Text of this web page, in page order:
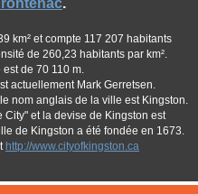
.
km² et compte 117 207 habitants
de 260,23 habitants par km².
de 70 110 m.
actuellement Mark Gerretsen.
nom anglais de la ville est Kingston.
City" et la devise de Kingston est
de Kingston a été fondée en 1673.
http://www.cityofkingston.ca